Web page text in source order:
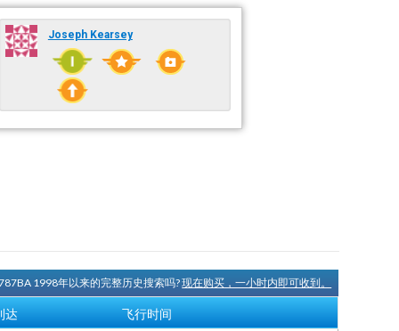
Joseph Kearsey
1998年以来的完整历史搜索吗?现在购买，一小时内即可收到。
达 飞行时间